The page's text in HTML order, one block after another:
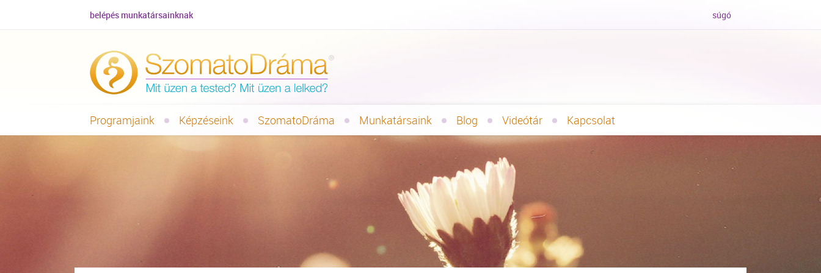
belépés munkatársainknak súgó
Programjaink Képzéseink SzomatoDráma Munkatársaink Blog Videótár Kapcsolat